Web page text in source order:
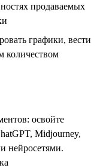
продаваемых
графики, вести
количеством
освойте
Midjourney,
нейросетями.